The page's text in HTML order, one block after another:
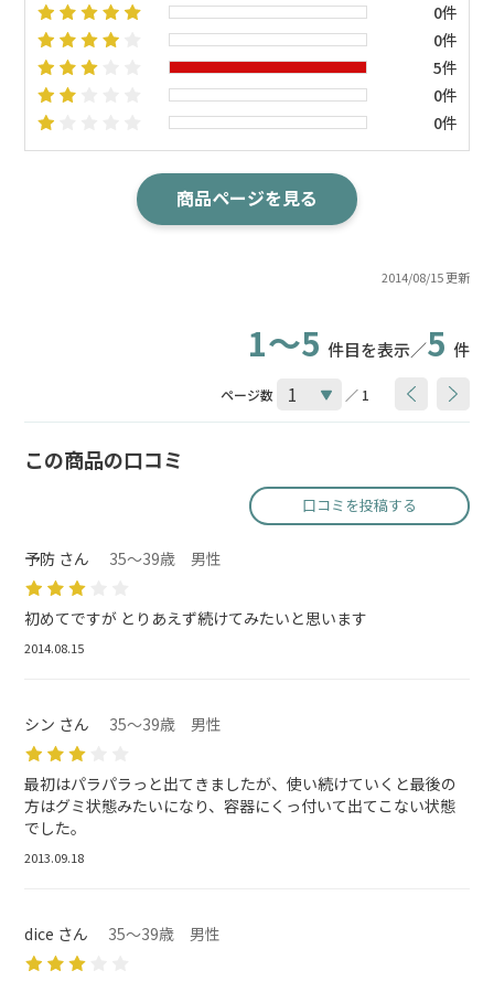
2014/08/15 更新
0件
0件
5件
0件
0件
商品ページを見る
1～5 件目を表示／5 件
ページ数 ／ 1
この商品の口コミ
口コミを投稿する
予防 さん 35～39歳 男性
初めてですが とりあえず続けてみたいと思います
2014.08.15
シン さん 35～39歳 男性
最初はパラパラっと出てきましたが、使い続けていくと最後の
方はグミ状態みたいになり、容器にくっ付いて出てこない状態
でした。
2013.09.18
dice さん 35～39歳 男性